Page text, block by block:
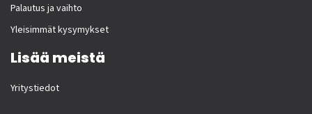
Palautus ja vaihto
Yleisimmät kysymykset
Lisää meistä
Yritystiedot